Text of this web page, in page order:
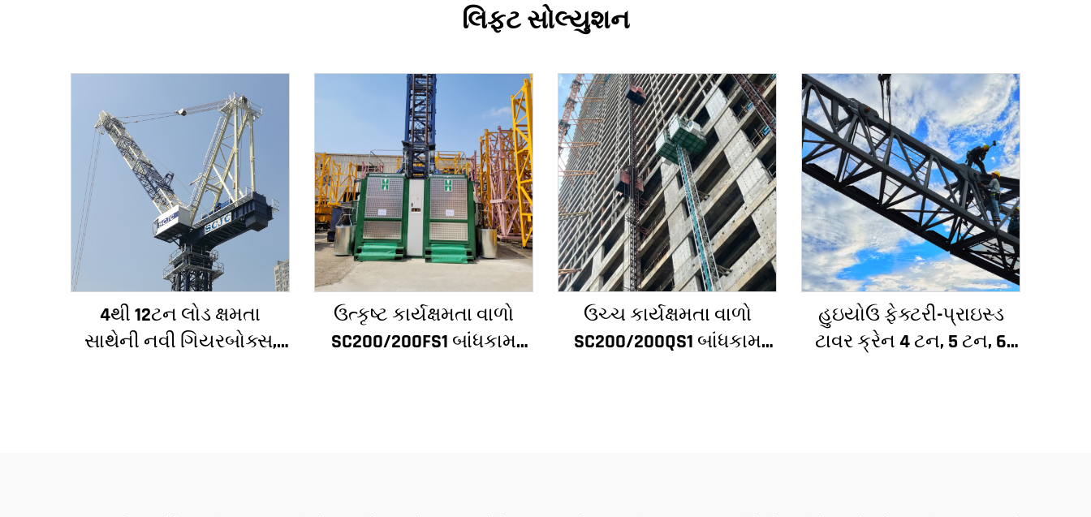
લિફ્ટ સોલ્યુશન
4થી 12ટન લોડ ક્ષમતા
સાથેની નવી ગિયરબોક્સ,
ઉત્કૃષ્ટ કાર્યક્ષમતા વાળો
SC200/200FS1 બાંધકામ
ઉચ્ચ કાર્યક્ષમતા વાળો
SC200/200QS1 બાંધકામ
હુઇયોઉ ફેક્ટરી-પ્રાઇસ્ડ
ટાવર ક્રેન 4 ટન, 5 ટન, 6